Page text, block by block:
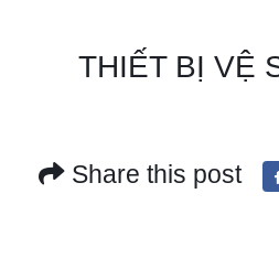
THIẾT BỊ VỆ
Share this post